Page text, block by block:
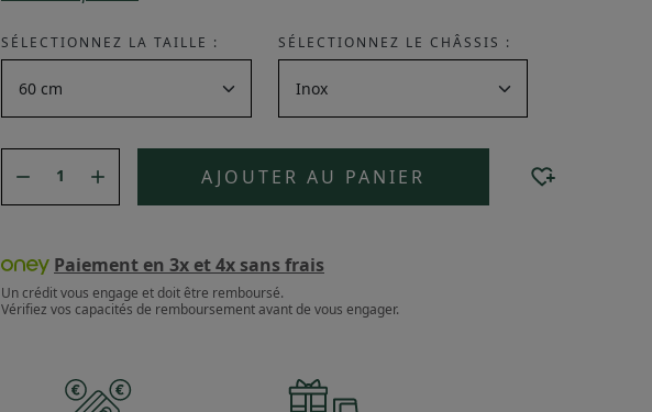
SÉLECTIONNEZ LA TAILLE : SÉLECTIONNEZ LE CHÂSSIS :
  AJOUTER AU PANIER
Paiement en 3x et 4x sans frais
Un crédit vous engage et doit être remboursé.
Vérifiez vos capacités de remboursement avant de vous engager.